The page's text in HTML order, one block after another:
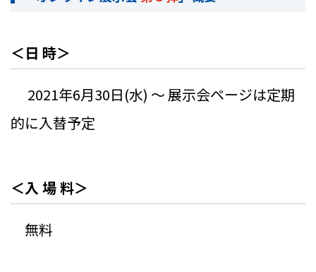
＜日 時＞
2021年6月30日(水) ～ 展示会ページは定期
的に入替予定
＜入 場 料＞
無料